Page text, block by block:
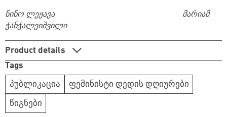
ნინო ლეჟავა მარიამ
ჭანჭალეიშვილი
Product details
Tags
პუბლიკაცია ფემინისტი დედის დღიურები
წიგნები